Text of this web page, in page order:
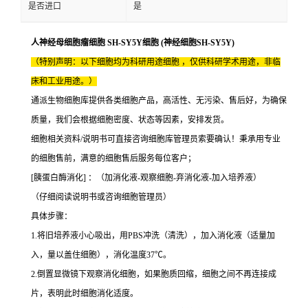
是否进口 是
人神经母细胞瘤细胞 SH-SY5Y细胞 (神经细胞SH-SY5Y)
（特别声明：以下细胞均为科研用途细胞 ，仅供科研学术用途，非临
床和工业用途。）
通派生物细胞库提供各类细胞产品，高活性、无污染、售后好，为确保
质量，我们会根据细胞密度、状态等因素，安排发货。
细胞相关资料/说明书可直接咨询细胞库管理员索要确认！秉承用专业
的细胞售前，满意的细胞售后服务每位客户；
[胰蛋白酶消化] ：（加消化液-观察细胞-弃消化液-加入培养液）
（仔细阅读说明书或咨询细胞管理员）
具体步骤：
1.将旧培养液小心吸出，用PBS冲洗（清洗），加入消化液（适量加
入，量以盖住细胞），消化温度37℃。
2.倒置显微镜下观察消化细胞，如果胞质回缩，细胞之间不再连接成
片，表明此时细胞消化适度。